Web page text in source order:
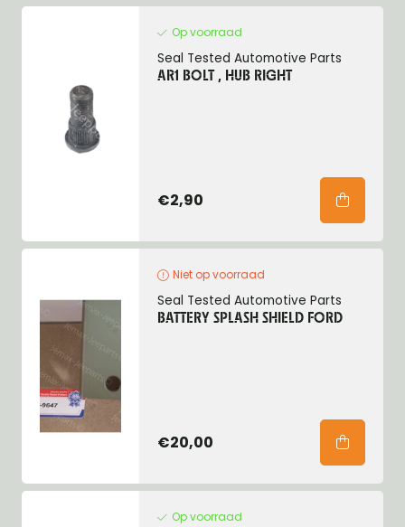
Op voorraad
Seal Tested Automotive Parts
AR1 BOLT , HUB RIGHT
€2,90
Niet op voorraad
Seal Tested Automotive Parts
BATTERY SPLASH SHIELD FORD
€20,00
Op voorraad